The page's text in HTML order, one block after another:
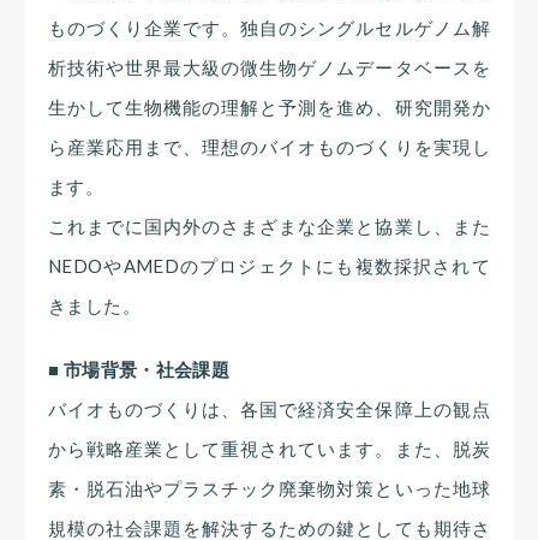
ものづくり企業です。独自のシングルセルゲノム解
析技術や世界最大級の微生物ゲノムデータベースを
生かして生物機能の理解と予測を進め、研究開発か
ら産業応用まで、理想のバイオものづくりを実現し
ます。
これまでに国内外のさまざまな企業と協業し、また
NEDOやAMEDのプロジェクトにも複数採択されて
きました。
■ 市場背景・社会課題
バイオものづくりは、各国で経済安全保障上の観点
から戦略産業として重視されています。また、脱炭
素・脱石油やプラスチック廃棄物対策といった地球
規模の社会課題を解決するための鍵としても期待さ